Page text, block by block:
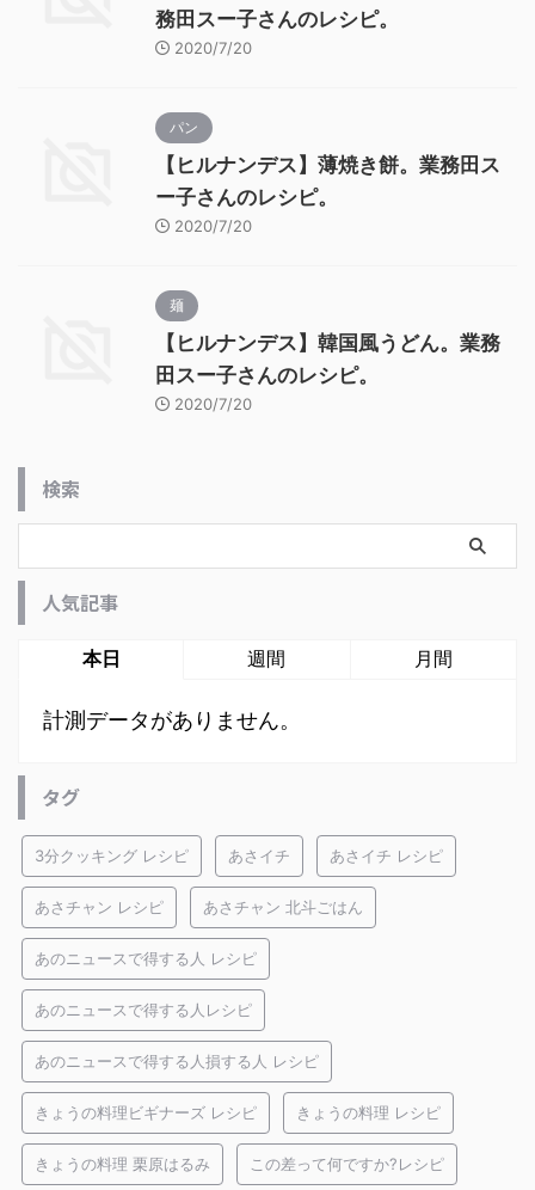
務田スー子さんのレシピ。
2020/7/20
パン
【ヒルナンデス】薄焼き餅。業務田ス
ー子さんのレシピ。
2020/7/20
麺
【ヒルナンデス】韓国風うどん。業務
田スー子さんのレシピ。
2020/7/20
検索
人気記事
本日 週間 月間
計測データがありません。
タグ
3分クッキング レシピ あさイチ あさイチ レシピ
あさチャン レシピ あさチャン 北斗ごはん
あのニュースで得する人 レシピ
あのニュースで得する人レシピ
あのニュースで得する人損する人 レシピ
きょうの料理ビギナーズ レシピ きょうの料理 レシピ
きょうの料理 栗原はるみ この差って何ですか?レシピ